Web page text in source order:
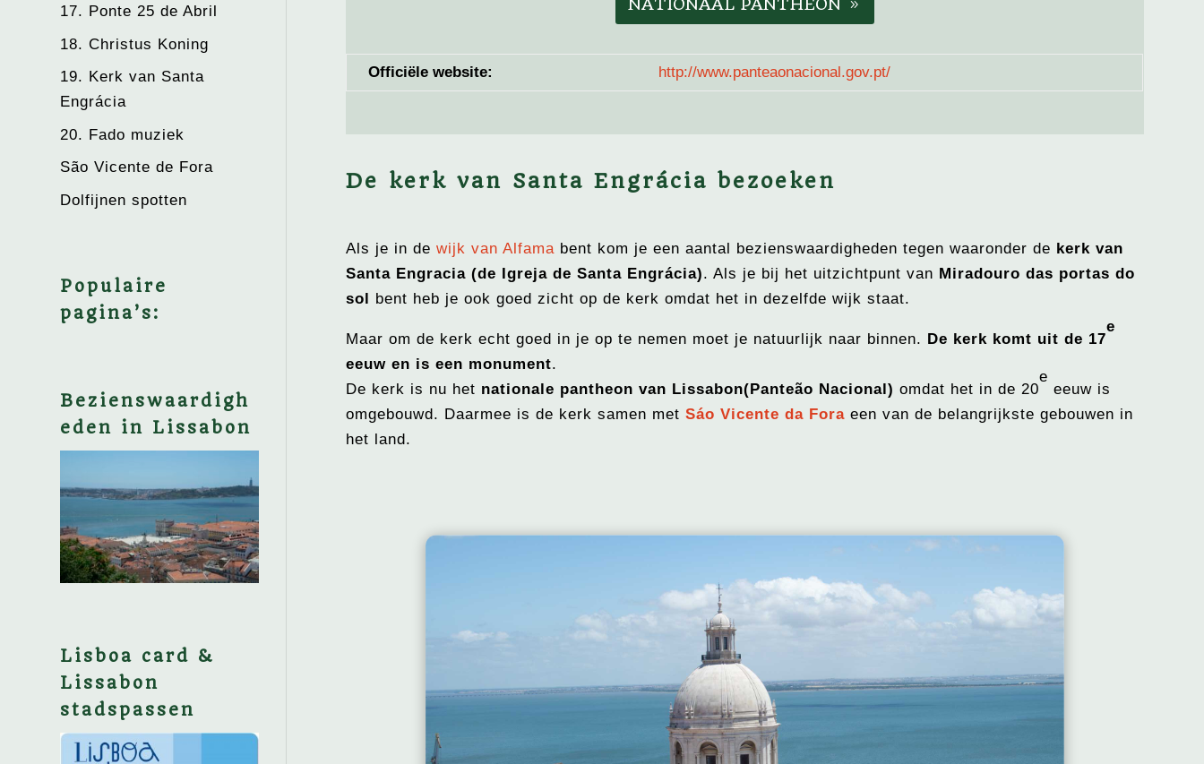
17. Ponte 25 de Abril
18. Christus Koning
19. Kerk van Santa
Engrácia
20. Fado muziek
São Vicente de Fora
Dolfijnen spotten
Populaire
pagina’s:
Bezienswaardigh
eden in Lissabon
Lisboa card &
Lissabon
stadspassen
Officiële website: http://www.panteaonacional.gov.pt/
De kerk van Santa Engrácia bezoeken
Als je in dewijk van Alfama bent kom je een aantal bezienswaardigheden tegen waaronder de kerk van
Santa Engracia (de Igreja de Santa Engrácia). Als je bij het uitzichtpunt van Miradouro das portas do
sol bent heb je ook goed zicht op de kerk omdat het in dezelfde wijk staat.
Maar om de kerk echt goed in je op te nemen moet je natuurlijk naar binnen. De kerk komt uit de 17
e
eeuw en is een monument.
De kerk is nu het nationale pantheon van Lissabon(Panteão Nacional)omdat het in de 20
e
eeuw is
omgebouwd. Daarmee is de kerk samen metSáo Vicente da Fora een van de belangrijkste gebouwen in
het land.